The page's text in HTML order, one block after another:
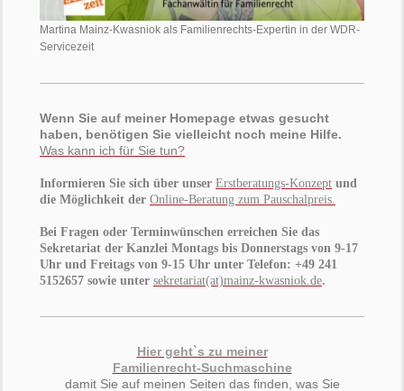
Martina Mainz-Kwasniok als Familienrechts-Expertin in der WDR-
Servicezeit
Wenn Sie auf meiner Homepage etwas gesucht
haben, benötigen Sie vielleicht noch meine Hilfe.
Was kann ich für Sie tun?
Informieren Sie sich über unser Erstberatungs-Konzept und
die Möglichkeit der Online-Beratung zum Pauschalpreis.
Bei Fragen oder Terminwünschen erreichen Sie das
Sekretariat der Kanzlei Montags bis Donnerstags von 9-17
Uhr und Freitags von 9-15 Uhr unter Telefon: +49 241
5152657 sowie unter sekretariat(at)mainz-kwasniok.de.
Hier geht`s zu meiner
Familienrecht-Suchmaschine
damit Sie auf meinen Seiten das finden, was Sie